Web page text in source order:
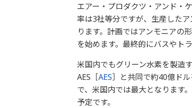
エアー・プロダクツ・アンド・
率は3社等分ですが、生産した
ります。計画ではアンモニアの
を始めます。最終的にバスやト
米国内でもグリーン水素を製造
AES［AES］と共同で約40億ド
で、米国内では最大となります
予定です。